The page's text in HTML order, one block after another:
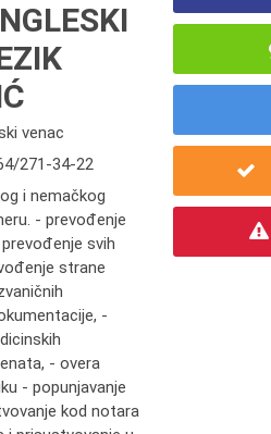
venac
271-34-22
i nemačkog
- prevođenje
svih
strane
-
- overa
- popunjavanje
kod notara